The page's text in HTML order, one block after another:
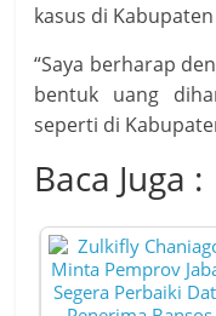
kasus di
“Saya berharap
bentuk uang
seperti di
Baca Juga :